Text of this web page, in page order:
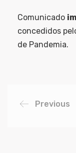
Comunicado
concedidos
de Pandemia.
Previous